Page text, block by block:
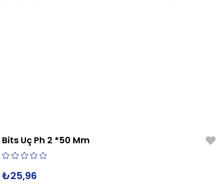
Bits Uç Ph 2 *50 Mm
₺25,96